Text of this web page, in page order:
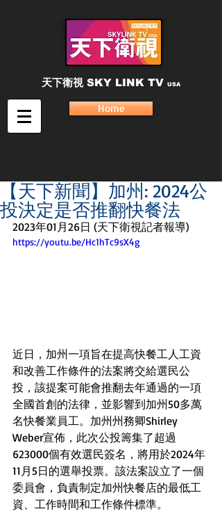
天下衛視 SKY LINK TV USA
Home
【天下新聞】加州: 2024公
投決定是否推翻快餐法
2023年01月26日 (天下衛視記者報導)
https://youtu.be/Hc1hTc9sX4g
近日，加州一項旨在提高快餐工人工資
和改善工作條件的法案將交給選民公
投，該提案可能會推翻去年通過的一項
全國首創的法律，並影響到加州50多萬
名快餐業員工。加州州務卿Shirley
Weber宣佈，此次公投籌集了超過
623000個有效選民簽名，將用於2024年
11月5日的選舉投票。該法案設立了一個
委員會，負責制定加州快餐店的最低工
資、工作時間和工作條件標準。